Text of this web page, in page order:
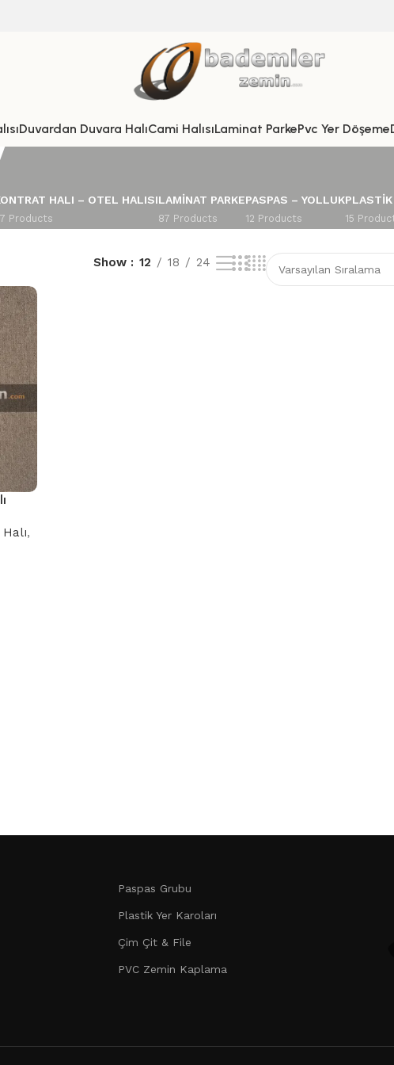
Duvardan Duvara HalıCami HalısıLaminat ParkePvc Yer Döşeme
HALI – OTEL HALISI
Products
LAMINAT PARKE
87 Products
PASPAS – YOLLUK
12 Products
PLASTIK
15
Show 12 18 24
,
Paspas Grubu
Plastik Yer Karoları
Çim Çit & File
PVC Zemin Kaplama